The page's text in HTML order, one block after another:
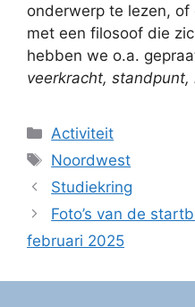
onderwerp te lezen,
met een filosoof die
hebben we o.a.
veerkracht, standpunt,
Categorieën
Activiteit
Tags
Noordwest
Studiekring
Foto’s van de
februari 2025